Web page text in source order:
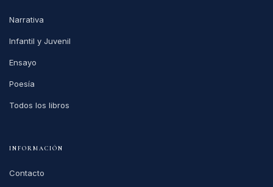
Narrativa
Infantil y Juvenil
Ensayo
Poesía
Todos los libros
INFORMACIÓN
Contacto